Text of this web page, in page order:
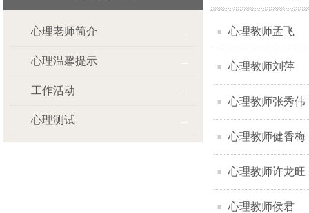
心理老师简介
心理温馨提示
工作活动
心理测试
心理教师孟飞
心理教师刘萍
心理教师张秀伟
心理教师健香梅
心理教师许龙旺
心理教师侯君